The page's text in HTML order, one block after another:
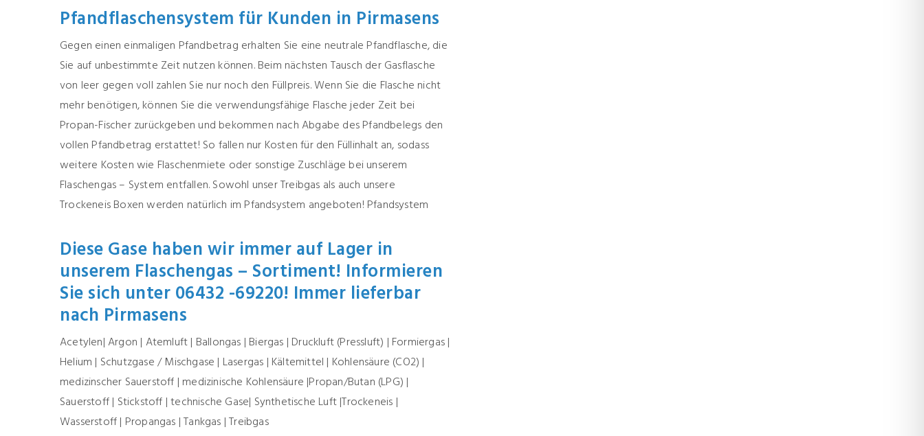
Pfandflaschensystem für Kunden in Pirmasens
Gegen einen einmaligen Pfandbetrag erhalten Sie eine neutrale Pfandflasche, die
Sie auf unbestimmte Zeit nutzen können. Beim nächsten Tausch der Gasflasche
von leer gegen voll zahlen Sie nur noch den Füllpreis. Wenn Sie die Flasche nicht
mehr benötigen, können Sie die verwendungsfähige Flasche jeder Zeit bei
Propan-Fischer zurückgeben und bekommen nach Abgabe des Pfandbelegs den
vollen Pfandbetrag erstattet! So fallen nur Kosten für den Füllinhalt an, sodass
weitere Kosten wie Flaschenmiete oder sonstige Zuschläge bei unserem
Flaschengas – System entfallen. Sowohl unser Treibgas als auch unsere
Trockeneis Boxen werden natürlich im Pfandsystem angeboten! Pfandsystem
Diese Gase haben wir immer auf Lager in
unserem Flaschengas – Sortiment! Informieren
Sie sich unter 06432 -69220! Immer lieferbar
nach Pirmasens
Acetylen| Argon | Atemluft | Ballongas | Biergas | Druckluft (Pressluft) | Formiergas |
Helium | Schutzgase / Mischgase | Lasergas | Kältemittel | Kohlensäure (CO2) |
medizinscher Sauerstoff | medizinische Kohlensäure |Propan/Butan (LPG) |
Sauerstoff | Stickstoff | technische Gase| Synthetische Luft |Trockeneis |
Wasserstoff | Propangas | Tankgas | Treibgas